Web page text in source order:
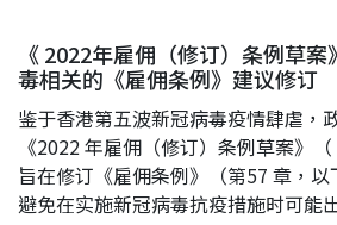
关于我们
业务领域
《 2022年雇佣（修订）条例草
毒相关的《雇佣条例》建议修订
鉴于香港第五波新冠病毒疫情肆虐，
《2022 年雇佣（修订）条例草案》
旨在修订《雇佣条例》（第57 章，
避免在实施新冠病毒抗疫措施时可能